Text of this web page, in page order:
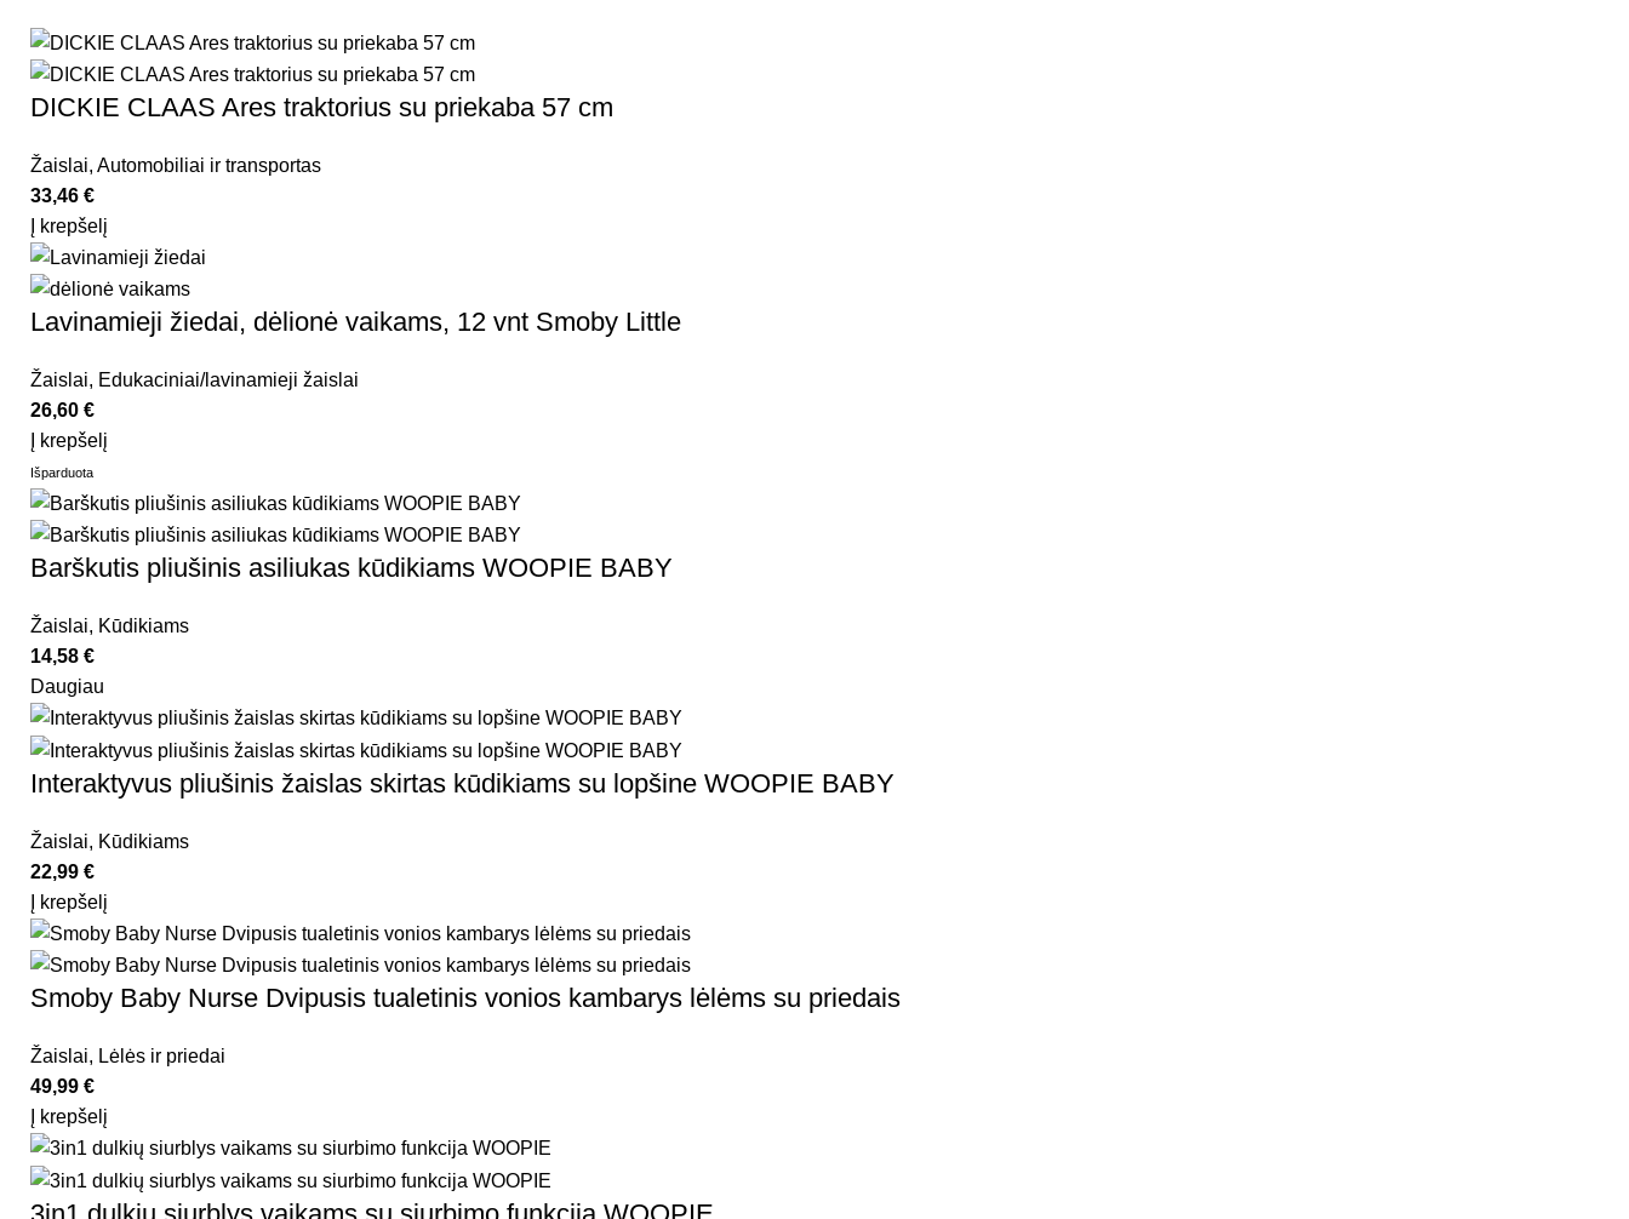
DICKIE CLAAS Ares traktorius su priekaba 57 cm
Žaislai, Automobiliai ir transportas
33,46 €
Į krepšelį
Lavinamieji žiedai, dėlionė vaikams, 12 vnt Smoby Little
Žaislai, Edukaciniai/lavinamieji žaislai
26,60 €
Į krepšelį
Išparduota
Barškutis pliušinis asiliukas kūdikiams WOOPIE BABY
Žaislai, Kūdikiams
14,58 €
Daugiau
Interaktyvus pliušinis žaislas skirtas kūdikiams su lopšine WOOPIE BABY
Žaislai, Kūdikiams
22,99 €
Į krepšelį
Smoby Baby Nurse Dvipusis tualetinis vonios kambarys lėlėms su priedais
Žaislai, Lėlės ir priedai
49,99 €
Į krepšelį